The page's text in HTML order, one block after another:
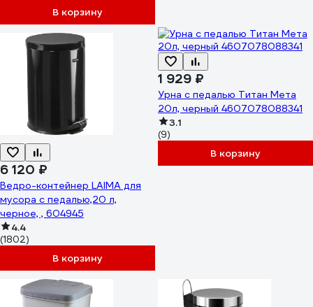
В корзину
6 120 ₽
Ведро-контейнер LAIMA для
мусора с педалью,20 л,
черное, , 604945
4.4
(1802)
В корзину
1 929 ₽
Урна с педалью Титан Мета
20л, черный 4607078088341
3.1
(9)
В корзину